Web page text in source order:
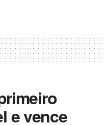
e vence